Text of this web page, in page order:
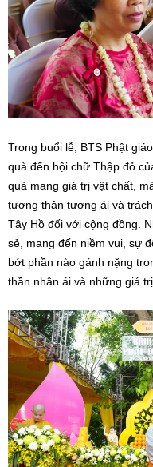
Trong buổi lễ, BTS Phật
quà đến hội chữ Thập đỏ
quà mang giá trị vật chất,
tương thân tương ái và
Tây Hồ đối với cộng đồng.
sẻ, mang đến niềm vui, sự
bớt phần nào gánh nặng
thần nhân ái và những giá